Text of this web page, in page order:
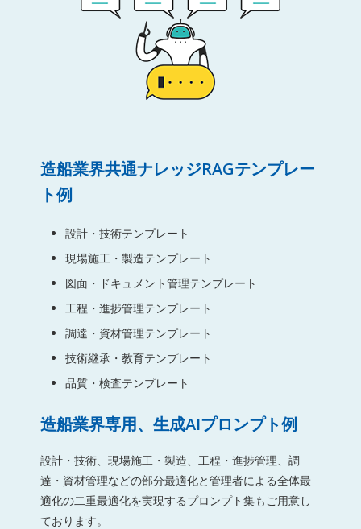
造船業界共通ナレッジRAGテンプレー
ト例
設計・技術テンプレート
現場施工・製造テンプレート
図面・ドキュメント管理テンプレート
工程・進捗管理テンプレート
調達・資材管理テンプレート
技術継承・教育テンプレート
品質・検査テンプレート
造船業界専用、生成AIプロンプト例
設計・技術、現場施工・製造、工程・進捗管理、調
達・資材管理などの部分最適化と管理者による全体最
適化の二重最適化を実現するプロンプト集もご用意し
ております。